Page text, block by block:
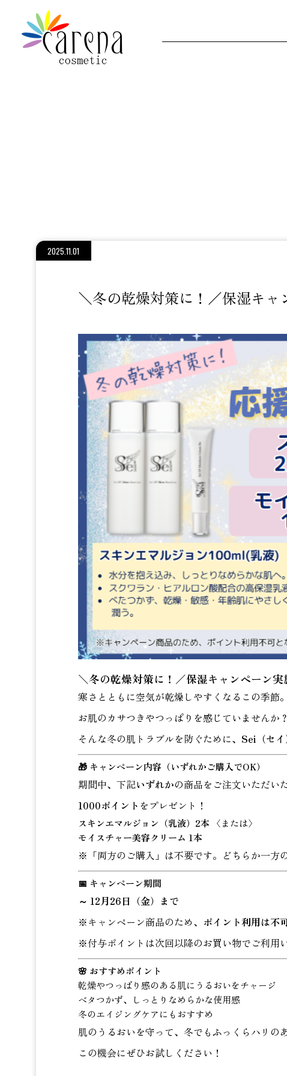
2025.11.01
＼冬の乾燥対策に！／保湿キャ
＼冬の乾燥対策に！／保湿キャンペーン実
寒さとともに空気が乾燥しやすくなるこの季節。
お肌のカサつきやつっぱりを感じていませんか？
そんな冬の肌トラブルを防ぐために、 Sei（セ
🎁 キャンペーン内容（いずれかご購入でOK）
期間中、下記いずれかの商品をご注文いただい
1000ポイント をプレゼント！
スキンエマルジョン（乳液）2本〈または〉
モイスチャー美容クリーム 1本
※「両方のご購入」は不要です。どちらか一方
📅 キャンペーン期間
～ 12月26日（金）まで
※キャンペーン商品のため、 ポイント利用は不
※付与ポイントは次回以降のお買い物でご利用
🌸 おすすめポイント
乾燥やつっぱり感のある肌にうるおいをチャージ
ベタつかず、しっとりなめらかな使用感
冬のエイジングケアにもおすすめ
肌のうるおいを守って、冬でもふっくらハリの
この機会にぜひお試しください！